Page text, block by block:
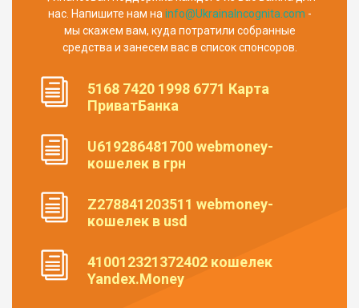
нас. Напишите нам на info@UkrainaIncognita.com -
мы скажем вам, куда потратили собранные
средства и занесем вас в список спонсоров.
5168 7420 1998 6771 Карта
ПриватБанка
U619286481700 webmoney-
кошелек в грн
Z278841203511 webmoney-
кошелек в usd
410012321372402 кошелек
Yandex.Money